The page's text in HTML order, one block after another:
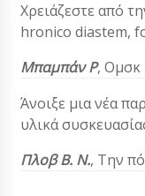
Χρειάζεστε από
hronico diastem,
Μπαμπάν Ρ, Ομσκ
Άνοιξε μια νέα
υλικά
Πλοβ Β. Ν., Την